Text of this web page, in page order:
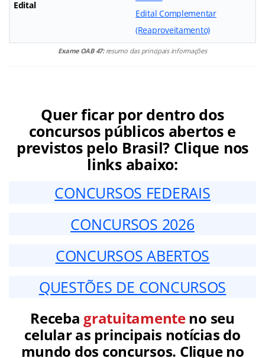
Edital
Edital Complementar
(Reaproveitamento)
Exame OAB 47: resumo das principais informações
Quer ficar por dentro dos
concursos públicos abertos e
previstos pelo Brasil? Clique nos
links abaixo:
CONCURSOS FEDERAIS
CONCURSOS 2026
CONCURSOS ABERTOS
QUESTÕES DE CONCURSOS
Receba gratuitamenteno seu
celular as principais notícias do
mundo dos concursos. Clique no